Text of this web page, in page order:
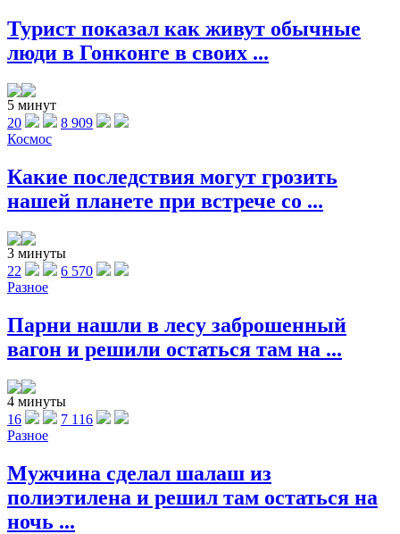
Турист показал как живут обычные
люди в Гонконге в своих ...
5 минут
20
8 909
Космос
Какие последствия могут грозить
нашей планете при встрече со ...
3 минуты
22
6 570
Разное
Парни нашли в лесу заброшенный
вагон и решили остаться там на ...
4 минуты
16
7 116
Разное
Мужчина сделал шалаш из
полиэтилена и решил там остаться на
ночь ...